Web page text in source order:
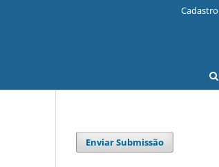
Cadastro
Enviar Submissão